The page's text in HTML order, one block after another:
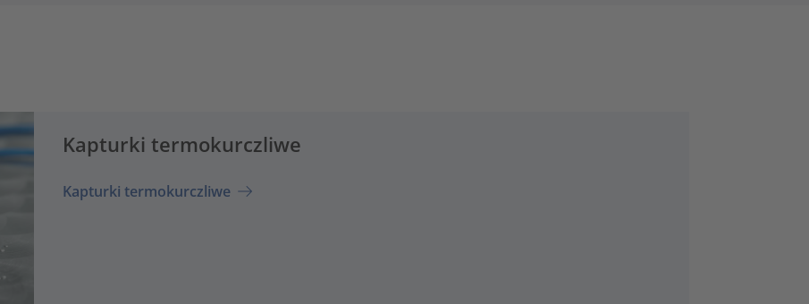
Kapturki termokurczliwe
Kapturki termokurczliwe